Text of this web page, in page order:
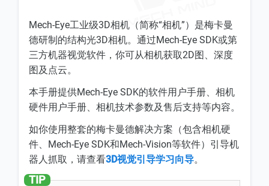
Mech-Eye工业级3D相机（简称“相机”）是梅卡曼
德研制的结构光3D相机。通过Mech-Eye SDK或第
三方机器视觉软件，你可从相机获取2D图、深度
图及点云。
本手册提供Mech-Eye SDK的软件用户手册、相机
硬件用户手册、相机技术参数及售后支持等内容。
如你使用整套的梅卡曼德解决方案（包含相机硬
件、Mech-Eye SDK和Mech-Vision等软件）引导机
器人抓取，请查看3D视觉引导学习向导。